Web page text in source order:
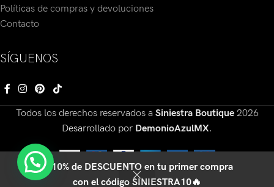
Políticas de compras y devoluciones
Contacto
SÍGUENOS
Todos los derechos reservados a Siniestra Boutique 2026
Desarrollado por DemonioAzulMX.
🔥10% de DESCUENTO en tu primer compra
con el código SINIESTRA10🔥
0